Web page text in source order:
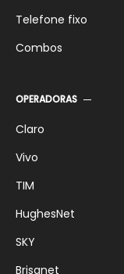
Telefone fixo
Combos
OPERADORAS
Claro
Vivo
TIM
HughesNet
SKY
Brisanet